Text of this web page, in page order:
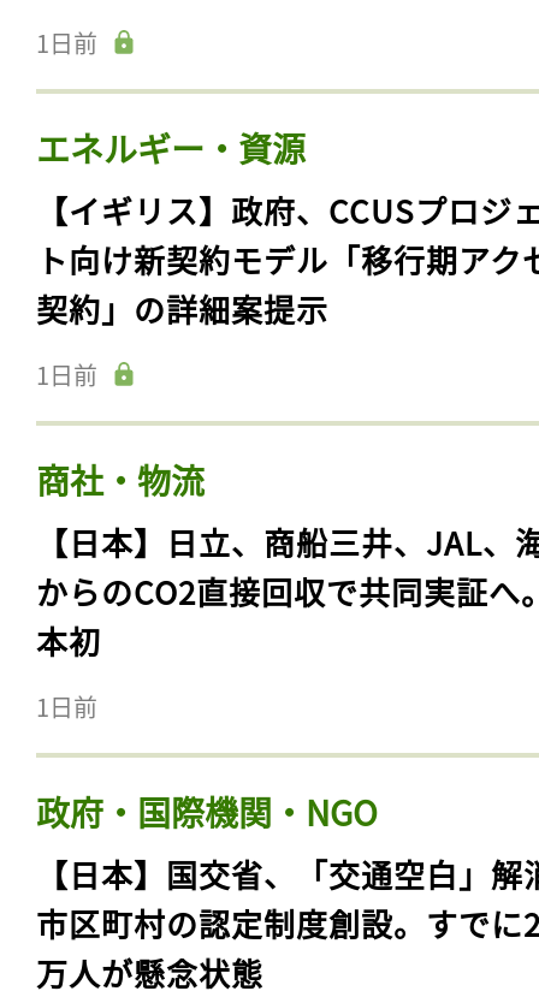
1日前
エネルギー・資源
【イギリス】政府、CCUSプロジ
ト向け新契約モデル「移行期アク
契約」の詳細案提示
1日前
商社・物流
【日本】日立、商船三井、JAL、
からのCO2直接回収で共同実証へ
本初
1日前
政府・国際機関・NGO
【日本】国交省、「交通空白」解
市区町村の認定制度創設。すでに
万人が懸念状態